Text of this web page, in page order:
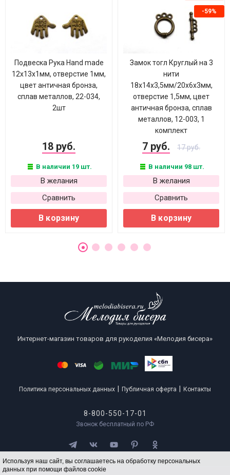
Используя наш сайт, вы соглашаетесь на обработку персональных
данных при помощи файлов cookie
Подвеска Рука Hand made
12х13х1мм, отверстие 1мм,
цвет античная бронза,
сплав металлов, 22-034,
2шт
18 руб.
В наличии 19 шт.
В желания
Сравнить
В корзину
-59%
Замок тогл Круглый на 3
нити
18х14х3,5мм/20х6х3мм,
отверстие 1,5мм, цвет
античная бронза, сплав
металлов, 12-003, 1
комплект
7 руб. 17 руб.
В наличии 98 шт.
В желания
Сравнить
В корзину
Интернет-магазин товаров для рукоделия «Мелодия бисера»
Политика персональных данных Публичная оферта Контакты
8-800-550-17-01
Звонок бесплатный по РФ